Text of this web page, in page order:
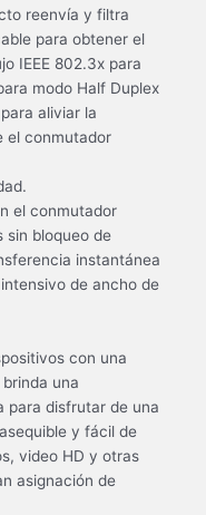
reenvía y filtra
para obtener el
IEEE 802.3x para
modo Half Duplex
aliviar la
el conmutador
el conmutador
sin bloqueo de
instantánea
de ancho de
con una
una
para disfrutar de una
y fácil de
video HD y otras
asignación de